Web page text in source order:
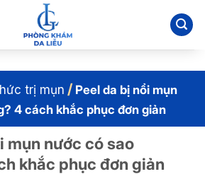
trị mụn / Peel da bị nổi mụn
4 cách khắc phục đơn giản
mụn nước​ có sao
khắc phục đơn giản